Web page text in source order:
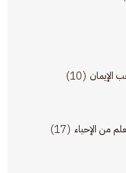
الإيمان (10)
من الإحياء (17)